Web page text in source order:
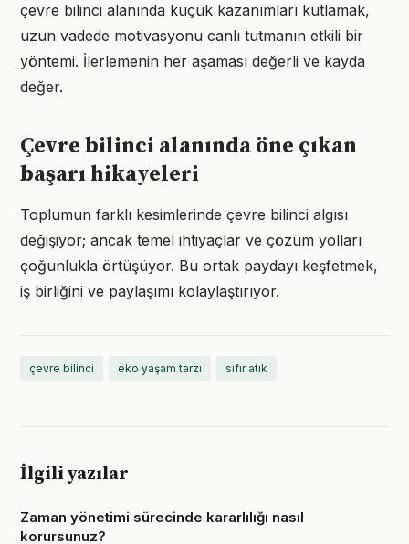
çevre bilinci alanında küçük kazanımları kutlamak,
uzun vadede motivasyonu canlı tutmanın etkili bir
yöntemi. İlerlemenin her aşaması değerli ve kayda
değer.
Çevre bilinci alanında öne çıkan
başarı hikayeleri
Toplumun farklı kesimlerinde çevre bilinci algısı
değişiyor; ancak temel ihtiyaçlar ve çözüm yolları
çoğunlukla örtüşüyor. Bu ortak paydayı keşfetmek,
iş birliğini ve paylaşımı kolaylaştırıyor.
çevre bilinci eko yaşam tarzı sıfır atık
İlgili yazılar
Zaman yönetimi sürecinde kararlılığı nasıl
korursunuz?